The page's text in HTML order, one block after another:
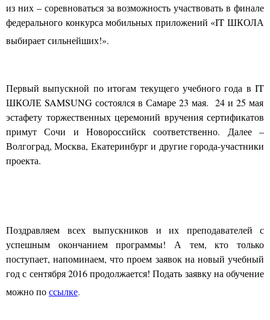
из них – соревноваться за возможность участвовать в финале
федерального конкурса мобильных приложений «IT ШКОЛА
выбирает сильнейших!».
Первый выпускной по итогам текущего учебного года в IT
ШКОЛЕ SAMSUNG состоялся в Самаре 23 мая. 24 и 25 мая
эстафету торжественных церемоний вручения сертификатов
примут Сочи и Новороссийск соответственно. Далее –
Волгоград, Москва, Екатеринбург и другие города-участники
проекта.
Поздравляем всех выпускников и их преподавателей с
успешным окончанием программы! А тем, кто только
поступает, напоминаем, что проем заявок на новый учебный
год с сентября 2016 продолжается! Подать заявку на обучение
можно поссылке.